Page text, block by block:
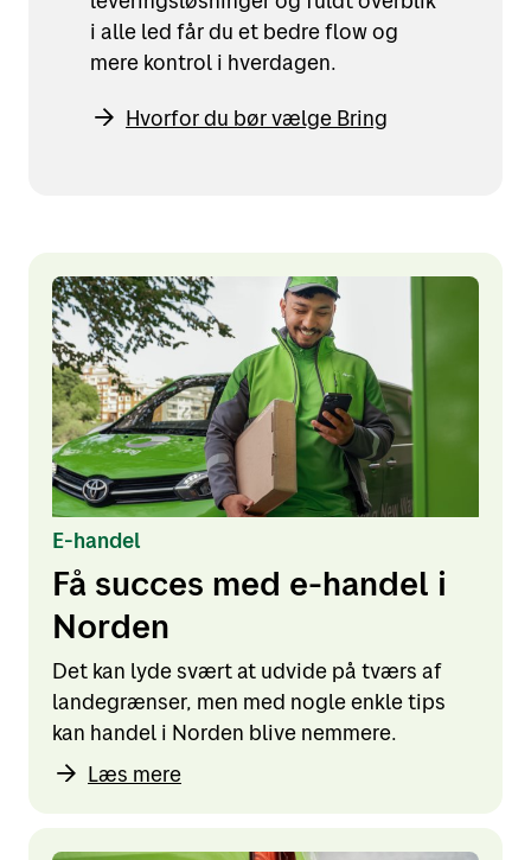
i alle led får du et bedre flow og
mere kontrol i hverdagen.
Hvorfor du bør vælge Bring
E-handel
Få succes med e-handel i
Norden
Det kan lyde svært at udvide på tværs af
landegrænser, men med nogle enkle tips
kan handel i Norden blive nemmere.
Læs mere